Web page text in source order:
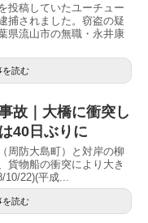
投稿していたユーチュー
捕されました。窃盗の疑
県流山市の無職・永井康
を読む
故｜大橋に衝突し
40日ぶりに
周防大島町）と対岸の柳
貨物船の衝突により大き
22)(平成...
を読む